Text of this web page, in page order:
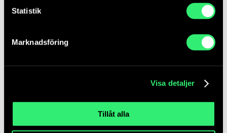
Statistik
Marknadsföring
Visa detaljer
Tillåt alla
de två skulpturerna ett nytt perspektiv och väcker frågan:
Vad är det vi söker efter, och vad lämnas kvar?
introduceras olika skalor,
från det monumentala i industrins betongskelett till
teknik och geopolitik också påverkar människans
I mötet mellan landskapet och människans ingrepp